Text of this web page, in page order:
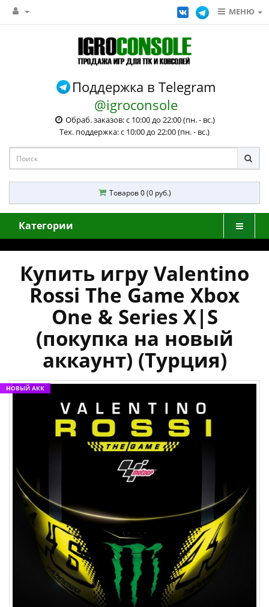
МЕНЮ
Поддержка в Telegram
@igroconsole
Обраб. заказов: с 10:00 до 22:00 (пн. - вс.)
Тех. поддержка: с 10:00 до 22:00 (пн. - вс.)
Товаров 0 (0 руб.)
Категории
Купить игру Valentino
Rossi The Game Xbox
One & Series X|S
(покупка на новый
аккаунт) (Турция)
НОВЫЙ АКК